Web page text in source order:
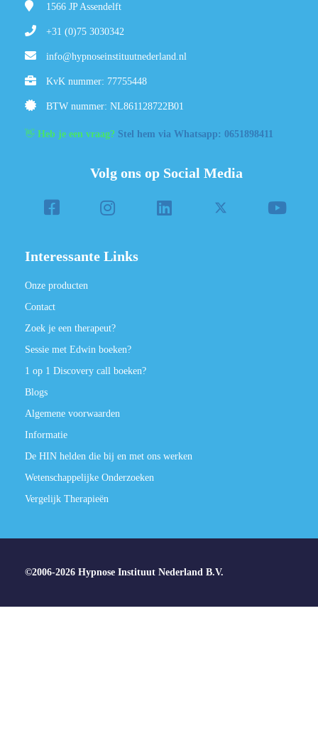
1566 JP Assendelft
+31 (0)75 3030342
info@hypnoseinstituutnederland.nl
KvK nummer: 77755448
BTW nummer: NL861128722B01
👋 Heb je een vraag? Stel hem via Whatsapp: 0651898411
Volg ons op Social Media
Interessante Links
Onze producten
Contact
Zoek je een therapeut?
Sessie met Edwin boeken?
1 op 1 Discovery call boeken?
Blogs
Algemene voorwaarden
Informatie
De HIN helden die bij en met ons werken
Wetenschappelijke Onderzoeken
Vergelijk Therapieën
©2006-2026 Hypnose Instituut Nederland B.V.